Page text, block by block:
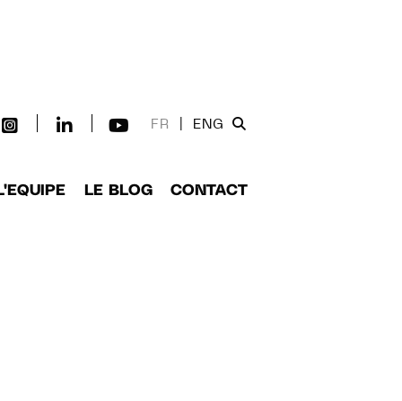
FR ENG
LE BLOG CONTACT